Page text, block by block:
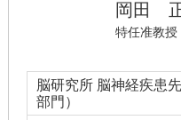
岡田
特任准教授
脳研究所 脳神経疾患
部門）